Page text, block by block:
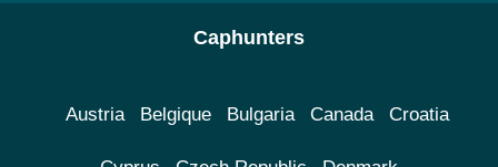
Caphunters
Austria Belgique Bulgaria Canada Croatia